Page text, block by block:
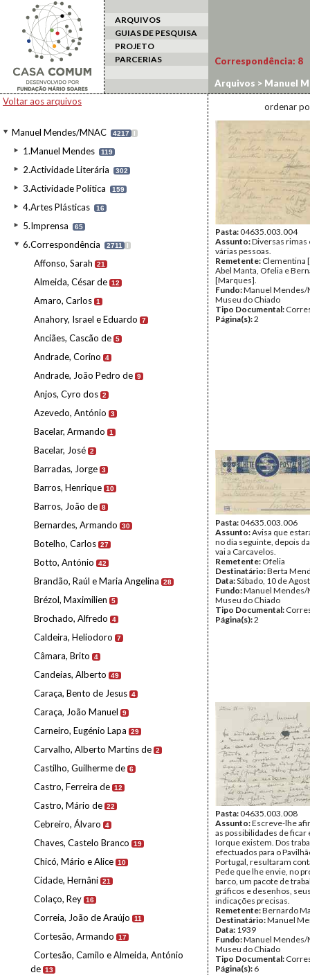
ARQUIVOS
GUIAS DE PESQUISA
PROJETO
PARCERIAS
Voltar aos arquivos
Manuel Mendes/MNAC 4217 I
1.Manuel Mendes 119
2.Actividade Literária 302
3.Actividade Política 159
4.Artes Plásticas 16
5.Imprensa 65
6.Correspondência 2711 I
Affonso, Sarah 21
Almeida, César de 12
Amaro, Carlos 1
Anahory, Israel e Eduardo 7
Anciães, Cascão de 5
Andrade, Corino 4
Andrade, João Pedro de 9
Anjos, Cyro dos 2
Azevedo, António 3
Bacelar, Armando 1
Bacelar, José 2
Barradas, Jorge 3
Barros, Henrique 10
Barros, João de 8
Bernardes, Armando 30
Botelho, Carlos 27
Botto, António 42
Brandão, Raúl e Maria Angelina 28
Brézol, Maximilien 5
Brochado, Alfredo 4
Caldeira, Heliodoro 7
Câmara, Brito 4
Candeias, Alberto 49
Caraça, Bento de Jesus 4
Caraça, João Manuel 9
Carneiro, Eugénio Lapa 29
Carvalho, Alberto Martins de 2
Castilho, Guilherme de 6
Castro, Ferreira de 12
Castro, Mário de 22
Cebreiro, Álvaro 4
Chaves, Castelo Branco 19
Chicó, Mário e Alice 10
Cidade, Hernâni 21
Colaço, Rey 16
Correia, João de Araújo 11
Cortesão, Armando 17
Cortesão, Camilo e Almeida, António
de 13
Correspondência: 8
Arquivos > Manuel
ordenar
Pasta:04635.003.004
Assunto:Diversas rimas
várias pessoas.
Remetente: Clementina
Abel Manta, Ofelia e
[Marques].
Fundo:Manuel Mendes/
Museu do Chiado
Tipo Documental:
Página(s):2
Pasta:04635.003.006
Assunto:Avisa que
no dia seguinte, depois
vai a Carcavelos.
Remetente: Ofelia
Destinatário:Berta
Data:Sábado, 10 de
Fundo:Manuel Mendes/
Museu do Chiado
Tipo Documental:
Página(s):2
Pasta:04635.003.008
Assunto:Escreve-lhe
as possibilidades de ficar
Iorque existem. Dos
efectuados para o
Portugal, resultaram
Pede que lhe envie, no
barco, um pacote de
gráficos e desenhos,
indicações precisas.
Remetente:Bernardo
Destinatário:Manuel
Data: 1939
Fundo:Manuel Mendes/
Museu do Chiado
Tipo Documental:
Página(s): 6